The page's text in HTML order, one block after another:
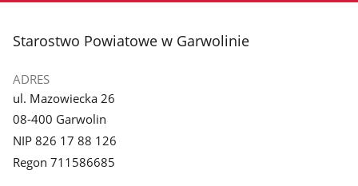
stopka
Starostwo Powiatowe w Garwolinie
ADRES
ul. Mazowiecka 26
08-400 Garwolin
NIP 826 17 88 126
Regon 711586685